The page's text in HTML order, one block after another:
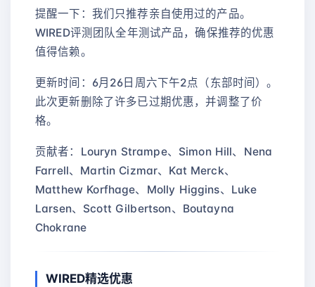
提醒一下：我们只推荐亲自使用过的产品。
WIRED评测团队全年测试产品，确保推荐的优惠
值得信赖。
更新时间：6月26日周六下午2点（东部时间）。
此次更新删除了许多已过期优惠，并调整了价
格。
贡献者：Louryn Strampe、Simon Hill、Nena
Farrell、Martin Cizmar、Kat Merck、
Matthew Korfhage、Molly Higgins、Luke
Larsen、Scott Gilbertson、Boutayna
Chokrane
WIRED精选优惠